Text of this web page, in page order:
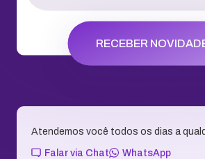
RECEBER
Atendemos você todos os dias a
Falar via Chat WhatsApp